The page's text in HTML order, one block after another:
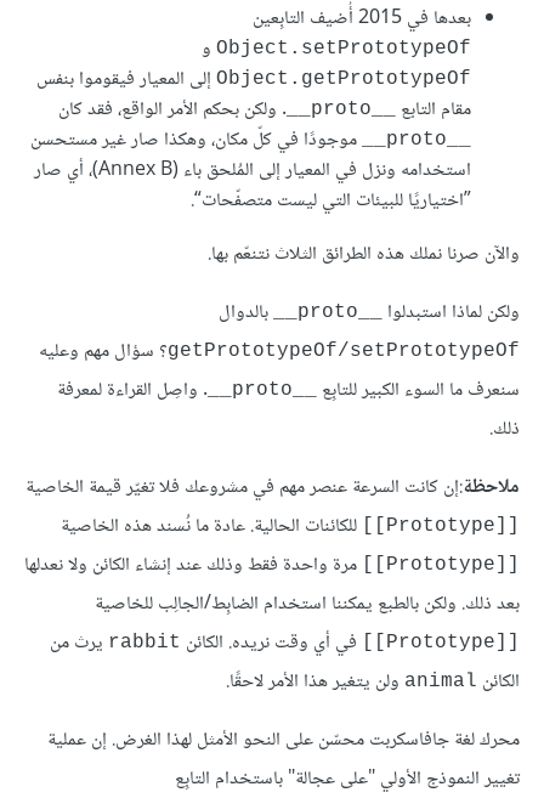
بعدها في 2015 أُضيف التابِعين
Object.setPrototypeOf و
Object.getPrototypeOf إلى المعيار فيقوموا بنفس
مقام التابع
. ولكن بحكم الأمر الواقع، فقد كان
موجودًا في كلّ مكان، وهكذا صار غير مستحسن
استخدامه ونزل في المعيار إلى المُلحق باء (Annex B)، أي صار
”اختياريًا للبيئات التي ليست متصفّحات“.
والآن صرنا نملك هذه الطرائق الثلاث نتنعّم بها.
ولكن لماذا استبدلوا
بالدوال
getPrototypeOf/setPrototypeOf؟ سؤال مهم وعليه
سنعرف ما السوء الكبير للتابِع
. واصِل القراءة لمعرفة
ذلك.
ملاحظة:إن كانت السرعة عنصر مهم في مشروعك فلا تغيّر قيمة الخاصية
للكائنات الحالية. عادة ما نُسند هذه الخاصية
مرة واحدة فقط وذلك عند إنشاء الكائن ولا نعدلها
بعد ذلك. ولكن بالطبع يمكننا استخدام الضابِط/الجالِب للخاصية
في أي وقت نريده. الكائن rabbit يرث من
الكائن animal ولن يتغير هذا الأمر لاحقًا.
محرك لغة جافاسكربت محسّن على النحو الأمثل لهذا الغرض. إن عملية
تغيير النموذج الأولي "على عجالة" باستخدام التابِع